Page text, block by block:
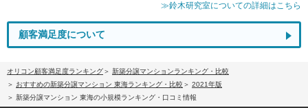
≫鈴木研究室についての詳細はこちら
顧客満足度について
オリコン顧客満足度ランキング
新築分譲マンションランキング・比較
おすすめの新築分譲マンション 東海ランキング・比較
2021年版
新築分譲マンション 東海の小規模ランキング・口コミ情報